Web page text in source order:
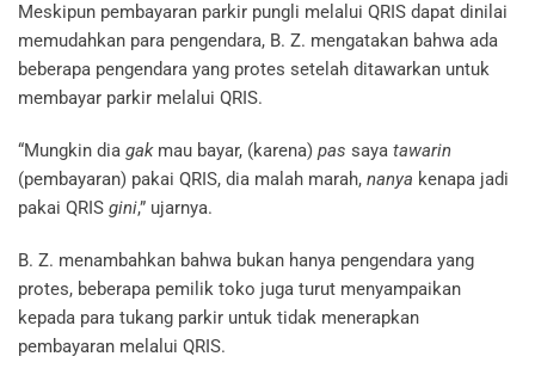
Meskipun pembayaran parkir pungli melalui QRIS dapat dinilai
memudahkan para pengendara, B. Z. mengatakan bahwa ada
beberapa pengendara yang protes setelah ditawarkan untuk
membayar parkir melalui QRIS.
“Mungkin dia gakmau bayar, (karena) pas saya tawarin
(pembayaran) pakai QRIS, dia malah marah, nanya kenapa jadi
pakai QRIS gini,” ujarnya.
B. Z. menambahkan bahwa bukan hanya pengendara yang
protes, beberapa pemilik toko juga turut menyampaikan
kepada para tukang parkir untuk tidak menerapkan
pembayaran melalui QRIS.